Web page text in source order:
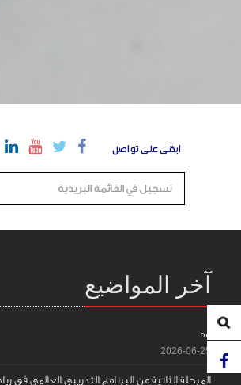
ابقى على تواصل
آخر المواضيع
55
2026-06-25
المرحلة الثانية من البرنامج التدريبي العالمي في